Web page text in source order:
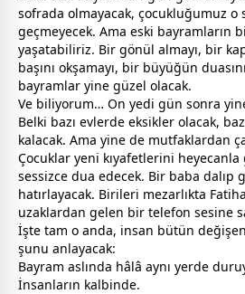
sofrada olmayacak, çocukluğumuz o
geçmeyecek. Ama eski bayramların
yaşatabiliriz. Bir gönül almayı, bir
başını okşamayı, bir büyüğün
bayramlar yine güzel olacak.
Ve biliyorum… On yedi gün sonra
Belki bazı evlerde eksikler olacak,
kalacak. Ama yine de mutfaklardan
Çocuklar yeni kıyafetlerini heyecanla
sessizce dua edecek. Bir baba dalıp
hatırlayacak. Birileri mezarlıkta
uzaklardan gelen bir telefon sesine
İşte tam o anda, insan bütün
şunu anlayacak:
Bayram aslında hâlâ aynı yerde
İnsanların kalbinde.